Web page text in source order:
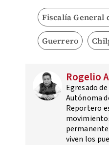
Fiscalía General
Guerrero
Rogelio
Egresado
Autónoma
Reportero
viven los